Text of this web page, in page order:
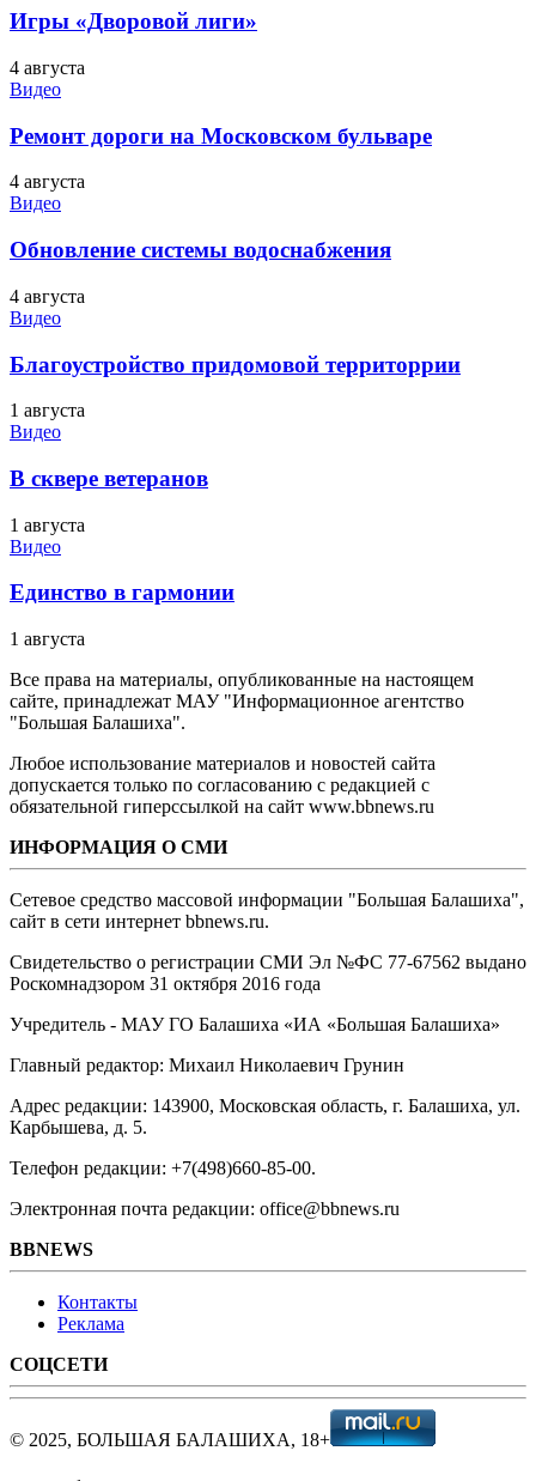
Игры «Дворовой лиги»
4 августа
Видео
Ремонт дороги на Московском бульваре
4 августа
Видео
Обновление системы водоснабжения
4 августа
Видео
Благоустройство придомовой территоррии
1 августа
Видео
В сквере ветеранов
1 августа
Видео
Единство в гармонии
1 августа
Все права на материалы, опубликованные на настоящем
сайте, принадлежат МАУ "Информационное агентство
"Большая Балашиха".
Любое использование материалов и новостей сайта
допускается только по согласованию с редакцией с
обязательной гиперссылкой на сайт www.bbnews.ru
ИНФОРМАЦИЯ О СМИ
Сетевое средство массовой информации "Большая Балашиха",
сайт в сети интернет bbnews.ru.
Свидетельство о регистрации СМИ Эл №ФС ‎77-67562 выдано
Роскомнадзором 31 октября 2016 года
Учредитель - МАУ ГО Балашиха «ИА «Большая Балашиха»
Главный редактор: Михаил Николаевич Грунин
Адрес редакции: 143900, Московская область, г. Балашиха, ул.
Карбышева, д. 5.
Телефон редакции: +7(498)660-85-00.
Электронная почта редакции: office@bbnews.ru
BBNEWS
Контакты
Реклама
СОЦСЕТИ
© 2025, БОЛЬШАЯ БАЛАШИХА, 18+